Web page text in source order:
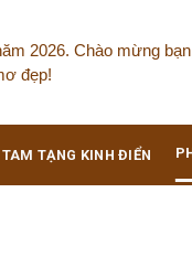
2026. Chào mừng
đẹp!
TAM TẠNG KINH ĐIỂN